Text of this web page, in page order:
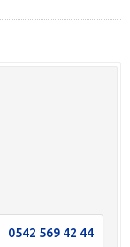
0542 569 42 44